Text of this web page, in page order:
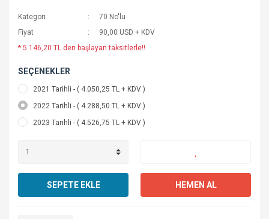
Kategori
70 No'lu
Fiyat
90,00 USD + KDV
* 5.146,20 TL den başlayan taksitlerle!!
SEÇENEKLER
2021 Tarihli - ( 4.050,25 TL + KDV )
2022 Tarihli - ( 4.288,50 TL + KDV )
2023 Tarihli - ( 4.526,75 TL + KDV )
SEPETE EKLE HEMEN AL